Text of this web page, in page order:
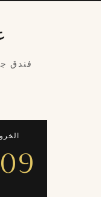
فندق
09